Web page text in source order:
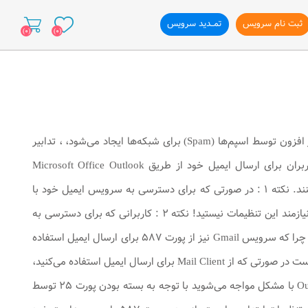
(0)
(0)
وب سایت
ثبت نام سرویس تمــدید سرویس
شرکت پارس تلکام در نظر دارد برای جلوگیری از روی دادن مشکلات و اختلالاتی که به صورت روز افزون توسط اسپم‌ها (Spam) برای شبکه‌ها ایجاد می‌شود، ، تدابیر
جدیدی بیاندیشد. برای به كارگیری این تدابیر، پورت ارسال ایمیل (۲۵) بسته خواهد شد و کاربران برای ارسال ایمیل خود از طریق Microsoft Office Outlook
،Outlook Express ،Thunderbird و … باید از پورت Submission یا همان (TCP587) استفاده كنند. نكته ۱ : در صورتی که برای دسترسی به سرویس ایمیل خود با
استفاده از Web Browser به سایت‌هایی چون Yahoo ، Gmail ، Hotmail و … متصل می‌شوید، نیازمند این تنظیمات نیستید! نکته ۲ : کاربرانی که برای دسترسی به
Gmail از تنظیمات SMTP/POP3 استفاده می‌کنند نیاز به انجام هیچ‌گونه تغییری نخواهند داشت ! چرا که سرویس Gmail نیز از پورت ۵۸۷ برای ارسال ایمیل استفاده
می‌نماید. برای استفاده از شرایط مطرح شده و همچنین پیش‌گیری از بروز مشکلات احتمالی لازم است در صورتی که از Mail Client برای ارسال ایمیل استفاده می‌کنید،
تنظیمات لازم را برای ارسال ایمیل انجام دهید. در صورتی که فقط در ارسال ایمیل از طریق Outlook با مشکل مواجه می‌شوید با توجه به بسته بودن پورت ۲۵ توسط